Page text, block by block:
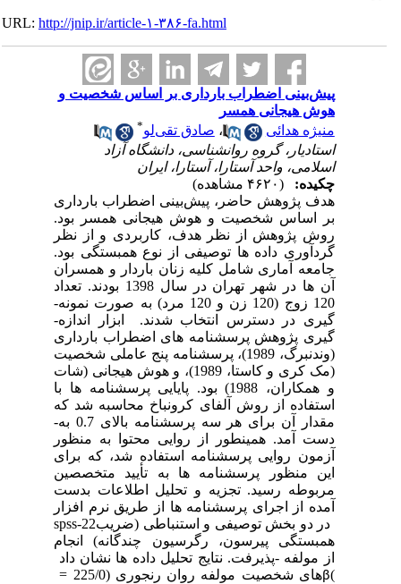
URL:http://jnip.ir/article-۱-۳۸۶-fa.html
پیش‌بینی اضطراب بارداری بر اساس شخصیت و
هوش هیجانی همسر
منیژه هدائی
،صادق تقی‌لو*
استادیار، گروه روانشناسی، دانشگاه آزاد
اسلامی، واحد آستارا، آستارا، ایران
چکیده:
هدف پژوهش حاضر، پیشبینی اضطراب بارداری
بر اساس شخصیت و هوش هیجانی همسر بود.
روش پژوهش از نظر هدف، کاربردی و از نظر
گردآوری داده­ ها توصیفی از نوع همبستگی بود.
جامعه آماری شامل کلیه زنان باردار و همسران
آن­ ها در شهر تهران در سال 1398 بودند. تعداد
120 زوج (120 زن و 120 مرد) به صورت نمونه­
گیری در دسترس انتخاب شدند. ابزار اندازه­
گیری پژوهش پرسشنامه های اضطراب بارداری
(وندنبرگ، 1989)، پرسشنامه پنج عاملی شخصیت
(مک کری و کاستا، 1989)، و هوش هیجانی (شات
و همکاران، 1988)
بود.پایایی پرسشنامه­ ها با
استفاده از روش آلفای کرونباخ محاسبه شد که
مقدار آن برای هر سه پرسشنامه بالای 0.7 به­
دست آمد. همین­طور از روایی محتوا به ­منظور
آزمون روایی پرسشنامه استفاده شد، که برای
این منظور پرسشنامه­ ها به تأیید متخصصین
مربوطه رسید.تجزیه و تحلیل اطلاعات بدست
آمده از اجرای پرسشنامه­ ها از طریق نرم افزار
spss-22در دو بخش توصیفی و استنباطی (ضریب
همبستگی پیرسون، رگرسیون چندگانه) انجام
پذیرفت. نتایج تحلیل داده ­ها نشان داد از مولفه ­
های شخصیت مولفه روان ­رنجوری (225/0 =β